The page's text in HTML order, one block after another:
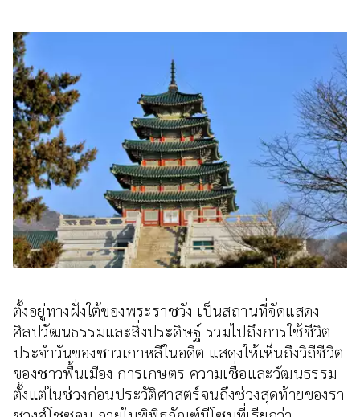
ตั้งอยู่ทางฝั่งใต้ของพระราชวัง เป็นสถานที่จัดแสดง
ศิลปวัฒนธรรมและสิ่งประดิษฐ์ รวมไปถึงการใช้ชีวิต
ประจำวันของชาวเกาหลีในอดีต แสดงให้เห็นถึงวิถีชีวิต
ของชาวพื้นเมือง การเกษตร ความเชื่อและวัฒนธรรม
ตั้งแต่ในช่วงก่อนประวัติศาสตร์จนถึงช่วงสุดท้ายของรา